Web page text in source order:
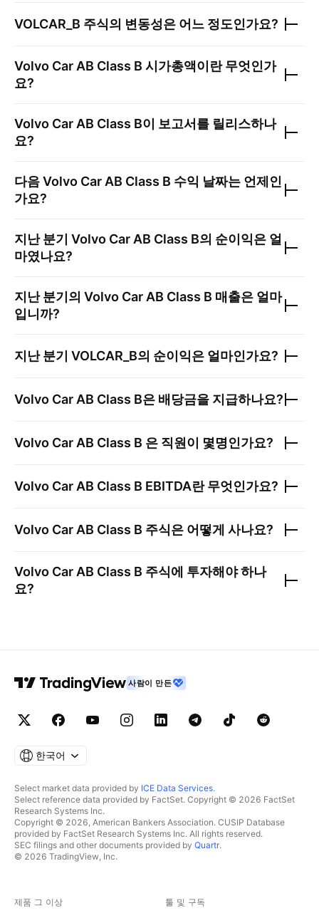
VOLCAR_B 주식의 변동성은 어느 정도인가요?
Volvo Car AB Class B 시가총액이란 무엇인가
요?
Volvo Car AB Class B이 보고서를 릴리스하나
요?
다음Volvo Car AB Class B 수익 날짜는 언제인
가요?
지난 분기 Volvo Car AB Class B의 순이익은 얼
마였나요?
지난 분기의 Volvo Car AB Class B 매출은 얼마
입니까?
지난 분기 VOLCAR_B의 순이익은 얼마인가요?
Volvo Car AB Class B은 배당금을 지급하나요?
Volvo Car AB Class B 은 직원이 몇명인가요?
Volvo Car AB Class B EBITDA란 무엇인가요?
Volvo Car AB Class B 주식은 어떻게 사나요?
Volvo Car AB Class B 주식에 투자해야 하나
요?
사람이 만든
한국어
Select market data provided by ICE Data Services.
Select reference data provided by FactSet. Copyright © 2026 FactSet
Research Systems Inc.
Copyright © 2026, American Bankers Association. CUSIP Database
provided by FactSet Research Systems Inc. All rights reserved.
SEC filings and other documents provided by Quartr.
© 2026 TradingView, Inc.
제품 그 이상 툴 및 구독